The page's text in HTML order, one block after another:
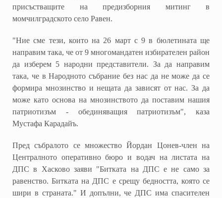
присъстващите на предизборния митинг в
момчилградското село Равен.
"Ние сме тези, които на 26 март с 9 в бюлетината ще
направим така, че от 9 многомандатен избирателен район
да изберем 5 народни представители. За да направим
така, че в Народното събрание без нас да не може да се
формира мнозинство и нещата да зависят от нас. За да
може като основа на мнозинството да поставим нашия
патриотизъм - обединяващия патриотизъм", каза
Мустафа Карадайъ.
Пред събралото се множество Йордан Цонев-член на
Централното оперативно бюро и водач на листата на
ДПС в Хасково заяви "Битката на ДПС е не само за
равенство. Битката на ДПС е срещу бедността, която се
шири в страната." И допълни, че ДПС има спасителен